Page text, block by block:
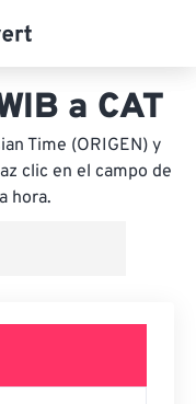
a CAT
Time (ORIGEN) y
clic en el campo de
hora.